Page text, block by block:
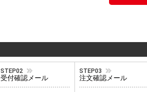
STEP02
受付確認メール
STEP03
注文確認メール